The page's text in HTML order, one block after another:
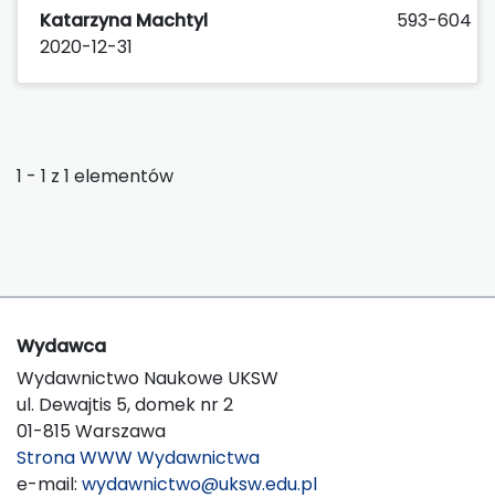
Katarzyna Machtyl
593-604
2020-12-31
1 - 1 z 1 elementów
Wydawca
Wydawnictwo Naukowe UKSW
ul. Dewajtis 5, domek nr 2
01-815 Warszawa
Strona WWW Wydawnictwa
e-mail: wydawnictwo@uksw.edu.pl